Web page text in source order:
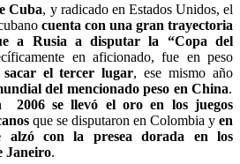
Cuba, y radicado en Estados Unidos, el
cuenta con una gran trayectoria
a Rusia a disputar la “Copa del
en aficionado, fue en peso
el tercer lugar, ese mismo año
del mencionado peso en China.
2006 se llevó el oro en los juegos
que se disputaron en Colombia y en
alzó con la presea dorada en los
Janeiro.